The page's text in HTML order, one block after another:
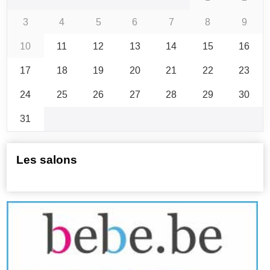
3
4 5 6 7 8
9
10
11 12 13 14 15
16
17
18 19 20 21 22
23
24
25 26 27 28 29
30
31
Les salons